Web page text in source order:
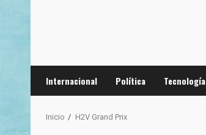
Internacional Política Tecnología
Inicio H2V Grand Prix